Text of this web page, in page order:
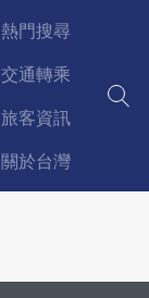
Main
熱門搜尋
交通轉乘
旅客資訊
關於台灣